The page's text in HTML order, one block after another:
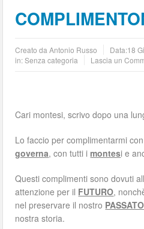
Creato daAntonio Russo Data:18
in: Senza categoria
Lascia un
Cari montesi, scrivo dopo una
Lo faccio per complimentarmi
governa, con tutti i montesi e
Questi complimenti sono dovuti
attenzione per il FUTURO,
nel preservare il nostro PASSATO
nostra storia.